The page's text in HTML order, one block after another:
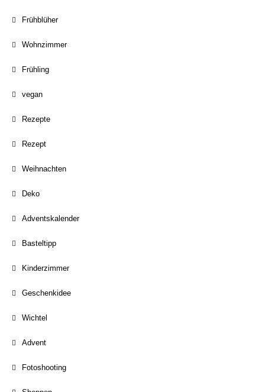
Frühblüher
Wohnzimmer
Frühling
vegan
Rezepte
Rezept
Weihnachten
Deko
Adventskalender
Basteltipp
Kinderzimmer
Geschenkidee
Wichtel
Advent
Fotoshooting